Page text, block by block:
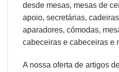
desde mesas, mesas de
apoio, secretárias, cadeiras
aparadores, cómodas,
cabeceiras e cabeceiras e
A nossa oferta de artigos